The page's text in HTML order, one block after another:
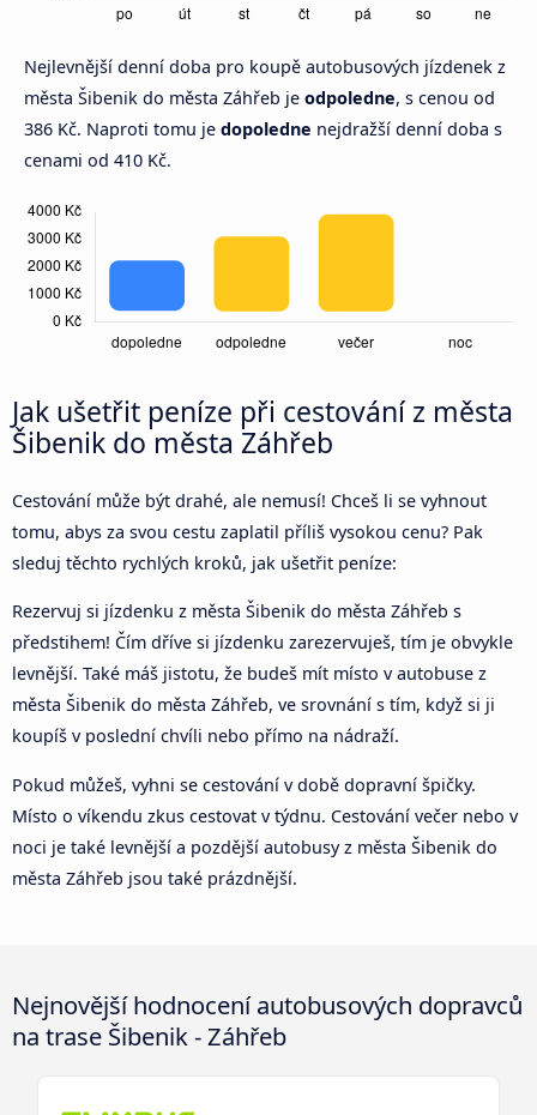
Nejlevnější denní doba pro koupě autobusových jízdenek z
města Šibenik do města Záhřeb je odpoledne, s cenou od
386 Kč. Naproti tomu je dopoledne nejdražší denní doba s
cenami od 410 Kč.
Jak ušetřit peníze při cestování z města
Šibenik do města Záhřeb
Cestování může být drahé, ale nemusí! Chceš li se vyhnout
tomu, abys za svou cestu zaplatil příliš vysokou cenu? Pak
sleduj těchto rychlých kroků, jak ušetřit peníze:
Rezervuj si jízdenku z města Šibenik do města Záhřeb s
předstihem! Čím dříve si jízdenku zarezervuješ, tím je obvykle
levnější. Také máš jistotu, že budeš mít místo v autobuse z
města Šibenik do města Záhřeb, ve srovnání s tím, když si ji
koupíš v poslední chvíli nebo přímo na nádraží.
Pokud můžeš, vyhni se cestování v době dopravní špičky.
Místo o víkendu zkus cestovat v týdnu. Cestování večer nebo v
noci je také levnější a pozdější autobusy z města Šibenik do
města Záhřeb jsou také prázdnější.
Nejnovější hodnocení autobusových dopravců
na trase Šibenik - Záhřeb